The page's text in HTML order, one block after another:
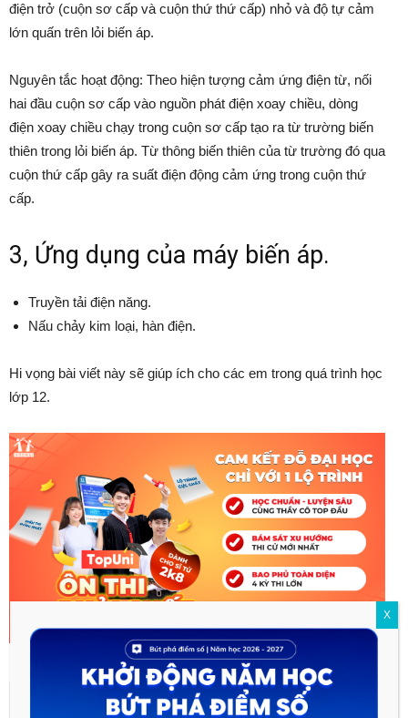
điện trở (cuộn sơ cấp và cuộn thứ thứ cấp) nhỏ và độ tự cảm
lớn quấn trên lỏi biến áp.
Nguyên tắc hoạt động: Theo hiện tượng cảm ứng điện từ, nối
hai đầu cuộn sơ cấp vào nguồn phát điện xoay chiều, dòng
điện xoay chiều chạy trong cuộn sơ cấp tạo ra từ trường biến
thiên trong lỏi biến áp. Từ thông biến thiên của từ trường đó qua
cuộn thứ cấp gây ra suất điện động cảm ứng trong cuộn thứ
cấp.
3, Ứng dụng của máy biến áp.
Truyền tải điện năng.
Nấu chảy kim loại, hàn điện.
Hi vọng bài viết này sẽ giúp ích cho các em trong quá trình học
lớp 12.
X